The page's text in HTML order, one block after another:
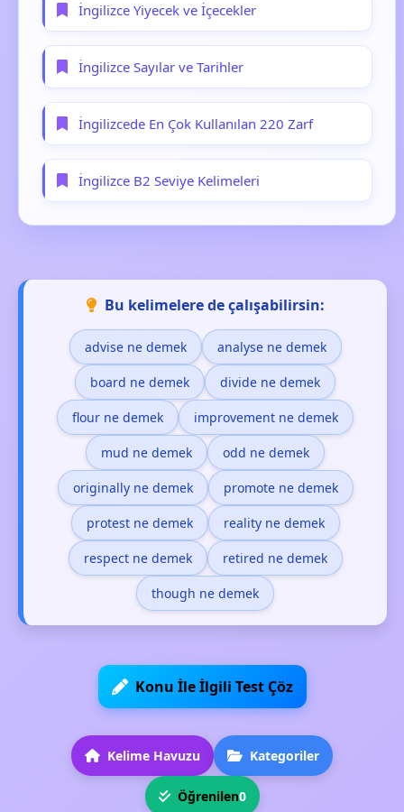
İngilizce Yiyecek ve İçecekler
İngilizce Sayılar ve Tarihler
İngilizcede En Çok Kullanılan 220 Zarf
İngilizce B2 Seviye Kelimeleri
Bu kelimelere de çalışabilirsin:
advise ne demek analyse ne demek
board ne demek divide ne demek
flour ne demek improvement ne demek
mud ne demek odd ne demek
originally ne demek promote ne demek
protest ne demek reality ne demek
respect ne demek retired ne demek
though ne demek
Konu İle İlgili Test Çöz
Kelime Havuzu Kategoriler
Öğrenilen0